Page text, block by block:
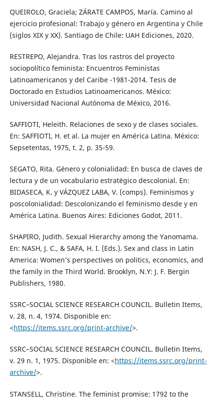
QUEIROLO, Graciela; ZÁRATE CAMPOS, María. Camino al
ejercicio profesional: Trabajo y género en Argentina y Chile
(siglos XIX y XX). Santiago de Chile: UAH Ediciones, 2020.
RESTREPO, Alejandra. Tras los rastros del proyecto
sociopolítico feminista: Encuentros Feministas
Latinoamericanos y del Caribe -1981-2014. Tesis de
Doctorado en Estudios Latinoamericanos. México:
Universidad Nacional Autónoma de México, 2016.
SAFFIOTI, Heleith. Relaciones de sexo y de clases sociales.
En: SAFFIOTI, H. et al. La mujer en América Latina. México:
Sepsetentas, 1975, t. 2, p. 35-59.
SEGATO, Rita. Género y colonialidad: En busca de claves de
lectura y de un vocabulario estratégico descolonial. En:
BIDASECA, K. y VÁZQUEZ LABA, V. (comps). Feminismos y
poscolonialidad: Descolonizando el feminismo desde y en
América Latina. Buenos Aires: Ediciones Godot, 2011.
SHAPIRO, Judith. Sexual Hierarchy among the Yanomama.
En: NASH, J. C., & SAFA, H. I. (Eds.). Sex and class in Latin
America: Women’s perspectives on politics, economics, and
the family in the Third World. Brooklyn, N.Y: J. F. Bergin
Publishers, 1980.
SSRC–SOCIAL SCIENCE RESEARCH COUNCIL. Bulletin Items,
v. 28, n. 4, 1974. Disponible en:
<https://items.ssrc.org/print-archive/>.
SSRC–SOCIAL SCIENCE RESEARCH COUNCIL. Bulletin Items,
v. 29 n. 1, 1975. Disponible en: <https://items.ssrc.org/print-
archive/>.
STANSELL, Christine. The feminist promise: 1792 to the